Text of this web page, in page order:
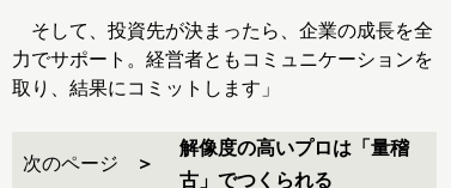
そして、投資先が決まったら、企業の成長を全
力でサポート。経営者ともコミュニケーションを
取り、結果にコミットします」
次のページ
解像度の高いプロは「量稽
古」でつくられる